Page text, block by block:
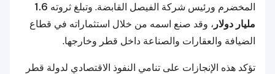
المخضرم ورئيس شركة الفيصل القابضة. وتبلغ ثروته 1.6
مليار دولار ، وقد صنع اسمه من خلال استثماراته في قطاع
الضيافة والعقارات والصناعة داخل قطر وخارجها.
تؤكد هذه الإنجازات على تنامي النفوذ الاقتصادي لدولة قطر